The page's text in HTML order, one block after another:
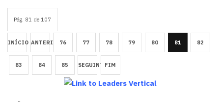
Pág. 81 de 107
INÍCIO ANTERIOR76 77 78 79 80 81 82
83 84 85 SEGUINTEFIM